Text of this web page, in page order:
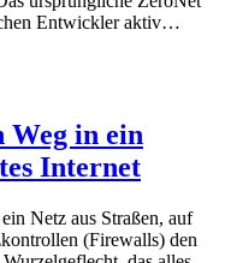
Entwickler aktiv…
Weg in ein
Internet
Netz aus Straßen, auf
(Firewalls) den